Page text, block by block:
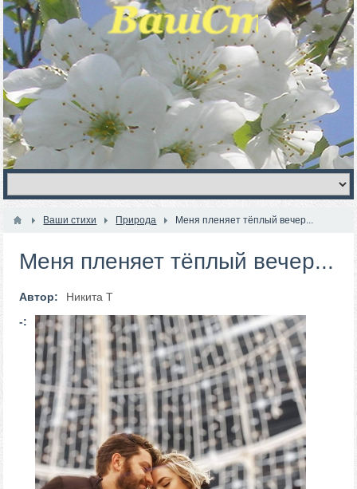
Ваши стихи Природа Меня пленяет тёплый вечер...
Меня пленяет тёплый вечер...
Автор:
Никита Т
-: